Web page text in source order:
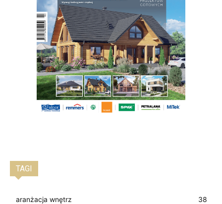
TAGI
aranżacja wnętrz
38